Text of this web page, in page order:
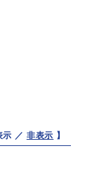
示 ／ 非表示 】